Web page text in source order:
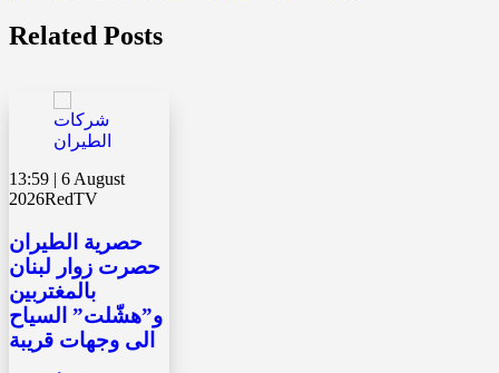
Related Posts
13:59 | 6 August
2026RedTV
حصرية الطيران
حصرت زوار لبنان
بالمغتربين
و”هشّلت” السياح
الى وجهات قريبة